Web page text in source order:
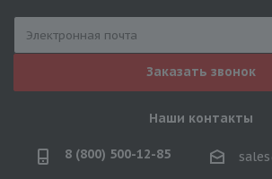
Заказать звонок
Наши контакты
8 (800) 500-12-85